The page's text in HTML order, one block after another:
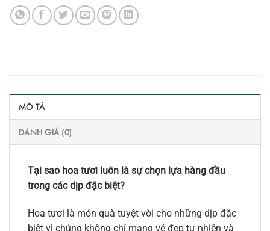
MÔ TẢ
ĐÁNH GIÁ (0)
Tại sao hoa tươi luôn là sự chọn lựa hàng đầu
trong các dịp đặc biệt?
Hoa tươi là món quà tuyệt vời cho những dịp đặc
biệt vì chúng không chỉ mang vẻ đẹp tự nhiên và